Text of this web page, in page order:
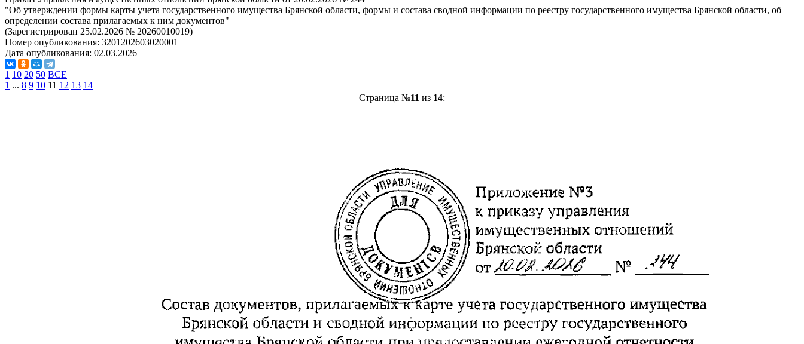
"Об утверждении формы карты учета государственного имущества Брянской области, формы и состава сводной информации по реестру государственного имущества Брянской области, об
определении состава прилагаемых к ним документов"
(Зарегистрирован 25.02.2026 № 20260010019)
Номер опубликования: 3201202603020001
Дата опубликования: 02.03.2026
1 10 20 50 ВСЕ
1 ... 8 9 10 11 12 13 14
Страница №11 из 14: